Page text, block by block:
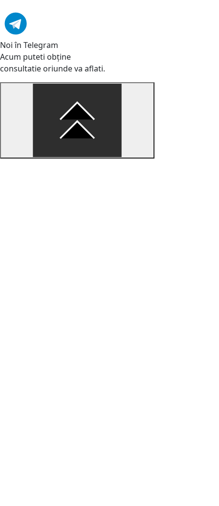
Noi în Telegram
Acum puteti obține
consultatie oriunde va aflati.